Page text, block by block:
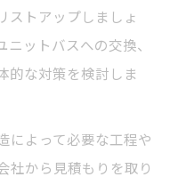
ストアップしましょ
ットバスへの交換、
的な対策を検討しま
によって必要な工程や
社から見積もりを取り